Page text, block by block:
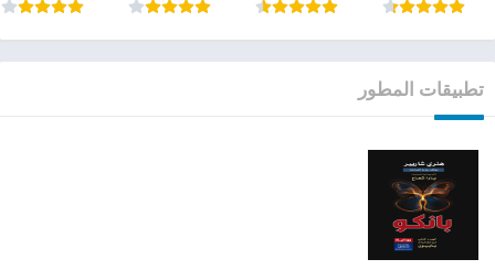
تطبيقات المطور